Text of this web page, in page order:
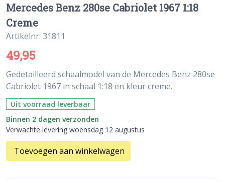
Mercedes Benz 280se Cabriolet 1967 1:18
Creme
Artikelnr: 31811
49,95
Gedetailleerd schaalmodel van de Mercedes Benz 280se
Cabriolet 1967 in schaal 1:18 en kleur creme.
Uit voorraad leverbaar
Binnen 2 dagen verzonden
Verwachte levering woensdag 12 augustus
Toevoegen aan winkelwagen